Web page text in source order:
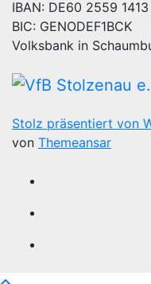
IBAN: DE60 2559
BIC: GENODEF1BCK
Volksbank in
Stolz präsentiert von
von Themeansar